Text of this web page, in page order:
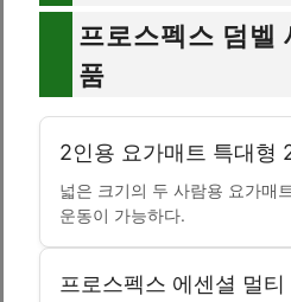
프로스펙스 덤벨
품
2인용 요가매트 특대형
넓은 크기의 두 사람용 요가매
운동이 가능하다.
프로스펙스 에센셜 멀